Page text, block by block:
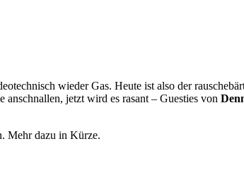
wieder Gas. Heute ist also der
jetzt wird es rasant – Guesties von
Mehr dazu in Kürze.